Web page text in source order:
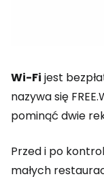
Wi-Fi jest
nazywa się
pominąć dwie
Przed i po
małych